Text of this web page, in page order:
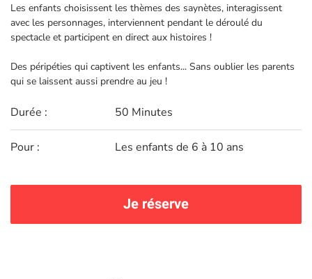
Les enfants choisissent les thèmes des saynètes, interagissent
avec les personnages, interviennent pendant le déroulé du
spectacle et participent en direct aux histoires !
Des péripéties qui captivent les enfants... Sans oublier les parents
qui se laissent aussi prendre au jeu !
Durée : 50 Minutes
Pour : Les enfants de 6 à 10 ans
Je réserve